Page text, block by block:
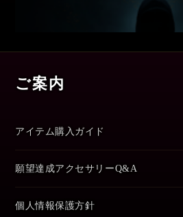
ご案内
アイテム購入ガイド
願望達成アクセサリーQ&A
個人情報保護方針